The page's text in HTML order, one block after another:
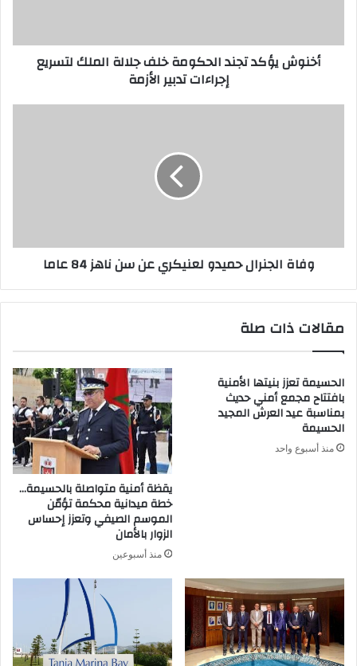
إجراءات
أخنوش يؤكد تجند الحكومة خلف جلالة الملك لتسريع
إجراءات تدبير الأزمة
عاما
وفاة الجنرال حميدو لعنيكري عن سن ناهز 84 عاما
مقالات ذات صلة
الحسيمة تعزز بنيتها الأمنية
بافتتاح مجمع أمني حديث
بمناسبة عيد العرش المجيد
الحسيمة
منذ أسبوع واحد
يقظة أمنية متواصلة بالحسيمة…
خطة ميدانية محكمة تؤمّن
الموسم الصيفي وتعزز إحساس
الزوار بالأمان
منذ أسبوعين